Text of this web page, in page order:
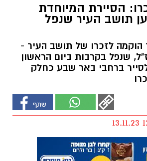
הסיירת המיוחדת
תושב העיר שנפל
הוקמה לזכרו של תושב העיר -
שנפל בקרבות ביום הראשון
ברחבי באר שבע כחלק